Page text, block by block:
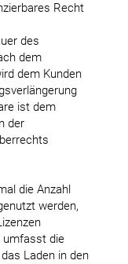
Recht
des
dem
dem Kunden
ist dem
der
die Anzahl
werden,
umfasst die
Laden in den